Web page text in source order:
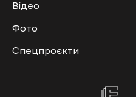
Відео
Фото
Спецпроєкти